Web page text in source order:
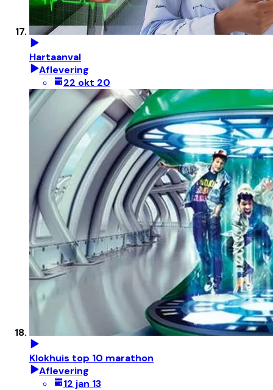
Hartaanval
Aflevering
22 okt 20
Klokhuis top 10 marathon
Aflevering
12 jan 13